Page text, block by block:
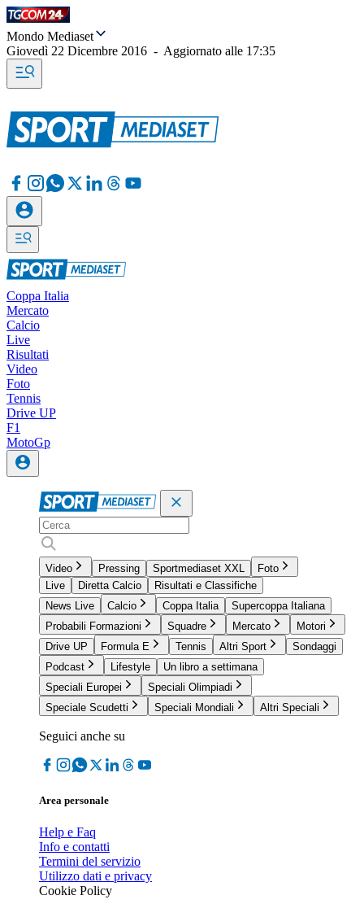
Mondo Mediaset
Giovedì 22 Dicembre 2016 - Aggiornato alle 17:35
Coppa Italia
Mercato
Calcio
Live
Risultati
Video
Foto
Tennis
Drive UP
F1
MotoGp
Video Pressing Sportmediaset XXL
Foto
Live
Diretta Calcio
Risultati e Classifiche
News Live
Calcio Coppa Italia
Supercoppa Italiana
Probabili Formazioni
Squadre Mercato
Motori
Drive UP
Formula E Tennis Altri Sport
Sondaggi
Podcast
Lifestyle
Un libro a settimana
Speciali Europei
Speciali Olimpiadi
Speciale Scudetti
Speciali Mondiali Altri Speciali
Seguici anche su
Area personale
Help e Faq
Info e contatti
Termini del servizio
Utilizzo dati e privacy
Cookie Policy